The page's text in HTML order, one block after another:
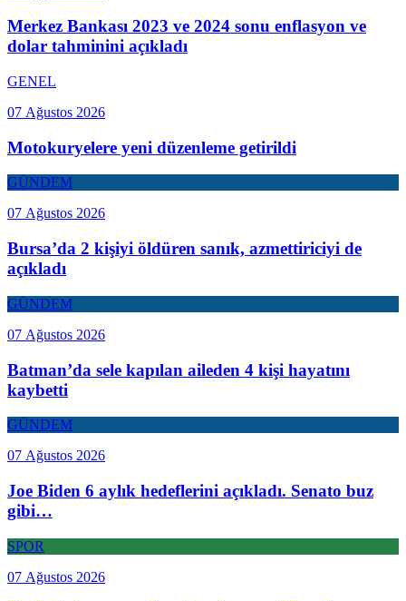
Merkez Bankası 2023 ve 2024 sonu enflasyon ve
dolar tahminini açıkladı
GENEL
07 Ağustos 2026
Motokuryelere yeni düzenleme getirildi
GÜNDEM
07 Ağustos 2026
Bursa’da 2 kişiyi öldüren sanık, azmettiriciyi de
açıkladı
GÜNDEM
07 Ağustos 2026
Batman’da sele kapılan aileden 4 kişi hayatını
kaybetti
GÜNDEM
07 Ağustos 2026
Joe Biden 6 aylık hedeflerini açıkladı. Senato buz
gibi…
SPOR
07 Ağustos 2026